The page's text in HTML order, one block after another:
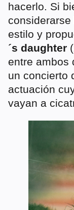
hacerlo. Si
estilo y
´s daughter
entre ambos
un concierto
actuación
vayan a